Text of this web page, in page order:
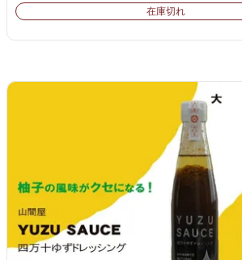
在庫切れ